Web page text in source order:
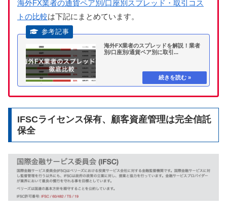
海外FX業者の通貨ペア別/口座別スプレッド・取引コス
トの比較は下記にまとめています。
海外FX業者のスプレッドを解説！業者
別/口座別/通貨ペア別に取引...
IFSCライセンス保有、顧客資産管理は完全信託
保全